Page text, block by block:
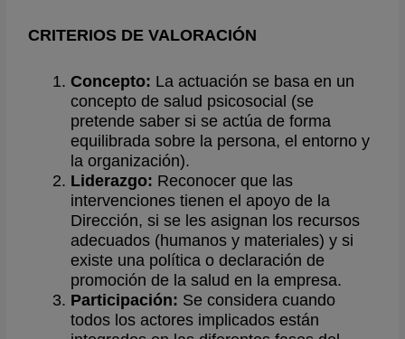
CRITERIOS DE VALORACIÓN
Concepto: La actuación se basa en un
concepto de salud psicosocial (se
pretende saber si se actúa de forma
equilibrada sobre la persona, el entorno y
la organización).
Liderazgo: Reconocer que las
intervenciones tienen el apoyo de la
Dirección, si se les asignan los recursos
adecuados (humanos y materiales) y si
existe una política o declaración de
promoción de la salud en la empresa.
Participación: Se considera cuando
todos los actores implicados están